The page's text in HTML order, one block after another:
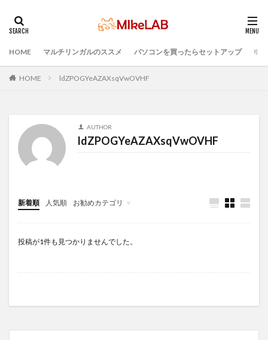
HOME マルチリンガルのススメ パソコンを買ったらセットアップ プ
HOME ldZPOGYeAZAXsqVwOVHF
AUTHOR
ldZPOGYeAZAXsqVwOVHF
新着順 人気順 お勧めカテゴリ
Infomation
投稿が1件も見つかりませんでした。
タグ
マルチリンガル
プログラミング言語
セキュリティ対策ソフト
PCセットアップ